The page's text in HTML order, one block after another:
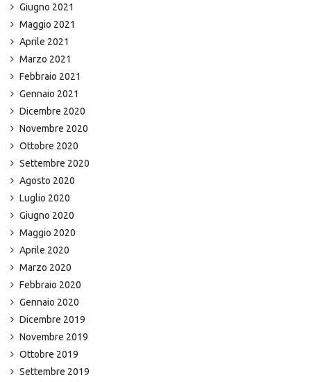
Giugno 2021
Maggio 2021
Aprile 2021
Marzo 2021
Febbraio 2021
Gennaio 2021
Dicembre 2020
Novembre 2020
Ottobre 2020
Settembre 2020
Agosto 2020
Luglio 2020
Giugno 2020
Maggio 2020
Aprile 2020
Marzo 2020
Febbraio 2020
Gennaio 2020
Dicembre 2019
Novembre 2019
Ottobre 2019
Settembre 2019